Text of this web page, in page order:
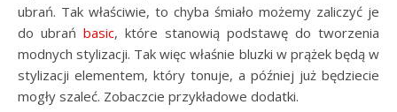
ubrań. Tak właściwie, to chyba śmiało możemy zaliczyć je
do ubrań basic, które stanowią podstawę do tworzenia
modnych stylizacji. Tak więc właśnie bluzki w prążek będą w
stylizacji elementem, który tonuje, a później już będziecie
mogły szaleć. Zobaczcie przykładowe dodatki.